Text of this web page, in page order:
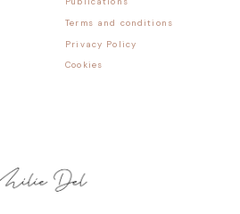
Publications
Terms and conditions
Privacy Policy
Cookies